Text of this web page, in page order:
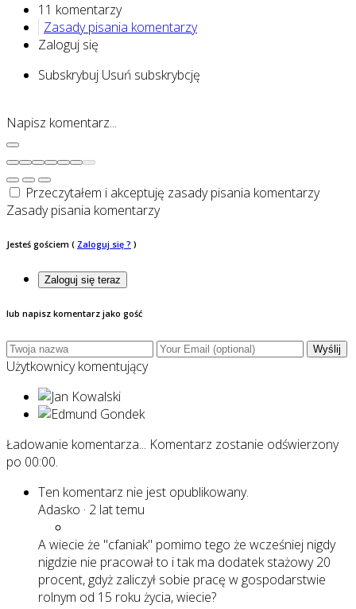
11 komentarzy
Zasady pisania komentarzy
Zaloguj się
Subskrybuj Usuń subskrybcję
Napisz komentarz...
Przeczytałem i akceptuję zasady pisania komentarzy
Zasady pisania komentarzy
Jesteś gościem ( Zaloguj się ? )
Zaloguj się teraz
lub napisz komentarz jako gość
Wyślij
Użytkownicy komentujący
Ładowanie komentarza... Komentarz zostanie odświerzony
po 00:00.
Ten komentarz nie jest opublikowany.
Adasko · 2 lat temu
A wiecie że "cfaniak" pomimo tego że wcześniej nigdy
nigdzie nie pracował to i tak ma dodatek stażowy 20
procent, gdyż zaliczył sobie pracę w gospodarstwie
rolnym od 15 roku życia, wiecie?